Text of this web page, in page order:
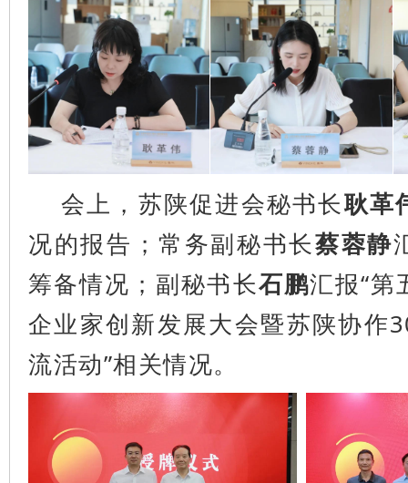
会上，苏陕促进会秘书长耿革
况的报告；常务副秘书长蔡蓉静
筹备情况；副秘书长石鹏汇报“第
企业家创新发展大会暨苏陕协作
流活动”相关情况。